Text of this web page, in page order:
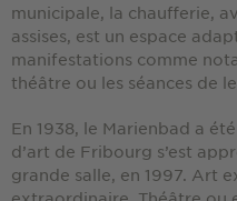
municipale, la chaufferie,
assises, est un espace
manifestations comme
théâtre ou les séances de
En 1938, le Marienbad a
d’art de Fribourg s’est
grande salle, en 1997. Art